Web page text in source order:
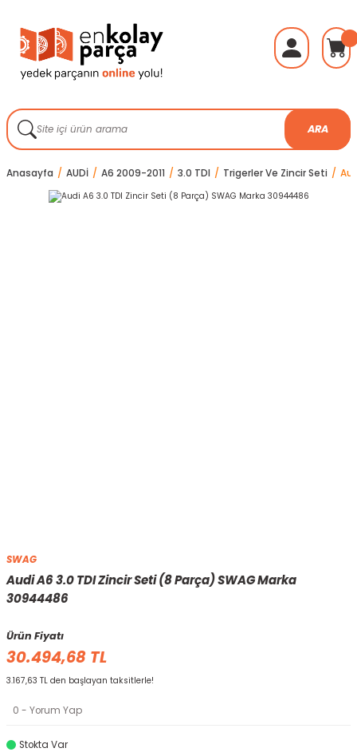
ARA
Anasayfa AUDİ A6 2009-2011 3.0 TDI Trigerler Ve Zincir Seti
SWAG
Audi A6 3.0 TDI Zincir Seti (8 Parça) SWAG Marka
30944486
Ürün Fiyatı
30.494,68 TL
3.167,63 TL den başlayan taksitlerle!
0 - Yorum Yap
Stokta Var